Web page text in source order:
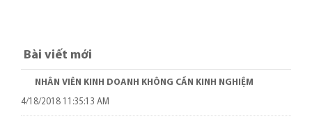
Bài viết mới
NHÂN VIÊN KINH DOANH KHÔNG CẦN KINH NGHIỆM
4/18/2018 11:35:13 AM